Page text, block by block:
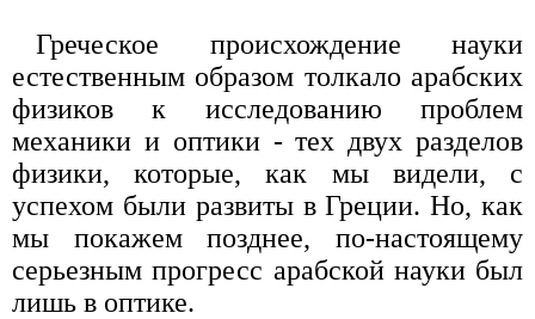
Греческое происхождение науки
естественным образом толкало арабских
физиков к исследованию проблем
механики и оптики - тех двух разделов
физики, которые, как мы видели, с
успехом были развиты в Греции. Но, как
мы покажем позднее, по-настоящему
серьезным прогресс арабской науки был
лишь в оптике.